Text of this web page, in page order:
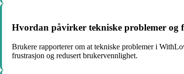
Hvordan påvirker tekniske problemer og
Brukere rapporterer om at tekniske problemer i
frustrasjon og redusert brukervennlighet.